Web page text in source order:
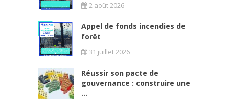
2 août 2026
Appel de fonds incendies de
forêt
31 juillet 2026
Réussir son pacte de
gouvernance : construire une
...